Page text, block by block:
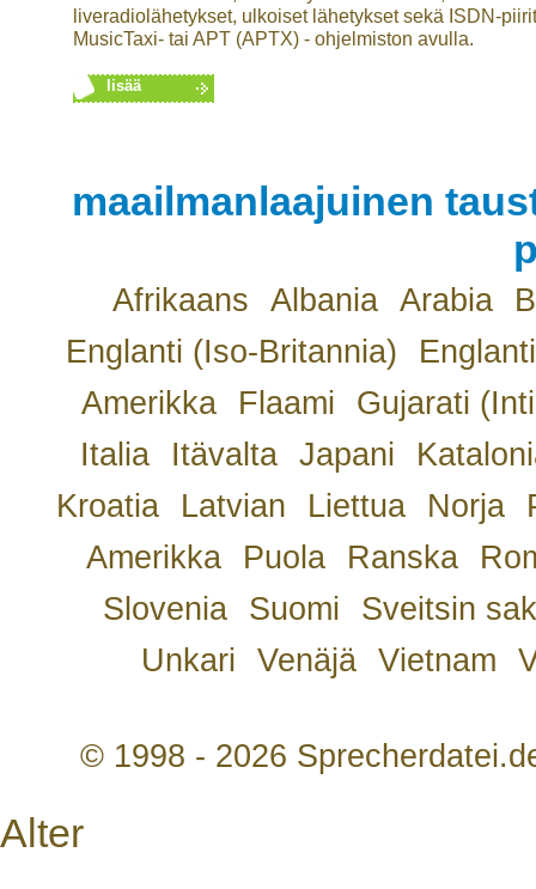
liveradiolähetykset, ulkoiset lähetykset sekä ISDN-piirit
MusicTaxi- tai APT (APTX) - ohjelmiston avulla.
lisää
maailmanlaajuinen
Afrikaans Albania Arabia
Englanti (Iso-Britannia)
Amerikka
Flaami
Gujarati
Italia
Itävalta Japani
Kroatia
Latvian Liettua Norja
Amerikka
Puola Ranska
Slovenia
Suomi
Sveitsin
Unkari
Venäjä Vietnam
© 1998 - 2026
Alter